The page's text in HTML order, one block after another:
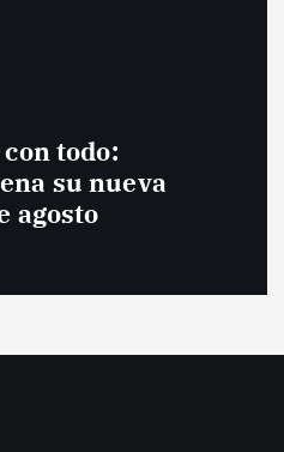
todo:
su nueva
agosto